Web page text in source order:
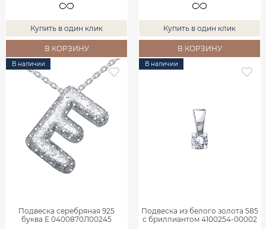
Купить в один клик
В КОРЗИНУ
Купить в один клик
В КОРЗИНУ
В наличии
Подвеска серебряная 925
буква Е 0400870Л00245
В наличии
Подвеска из белого золота 585
с бриллиантом 4100254-00002